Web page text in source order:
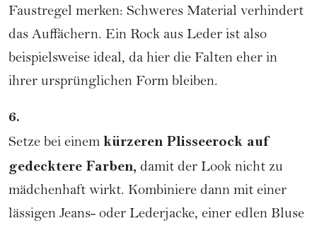
Faustregel merken: Schweres Material verhindert
das Auffächern. Ein Rock aus Leder ist also
beispielsweise ideal, da hier die Falten eher in
ihrer ursprünglichen Form bleiben.
6.
Setze bei einem kürzeren Plisseerock auf
gedecktere Farben, damit der Look nicht zu
mädchenhaft wirkt. Kombiniere dann mit einer
lässigen Jeans- oder Lederjacke, einer edlen Bluse